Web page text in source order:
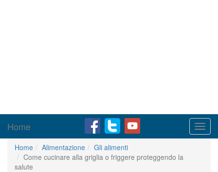
Home
Home Alimentazione
Gli alimenti
Come cucinare alla griglia o friggere proteggendo la
salute